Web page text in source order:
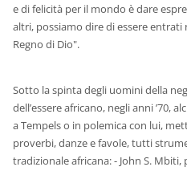
e di felicità per il mondo è dare
altri, possiamo dire di essere entrati
Regno di Dio".
Sotto la spinta degli uomini della
dell’essere africano, negli anni ’70,
a Tempels o in polemica con lui,
proverbi, danze e favole, tutti
tradizionale africana: - John S.